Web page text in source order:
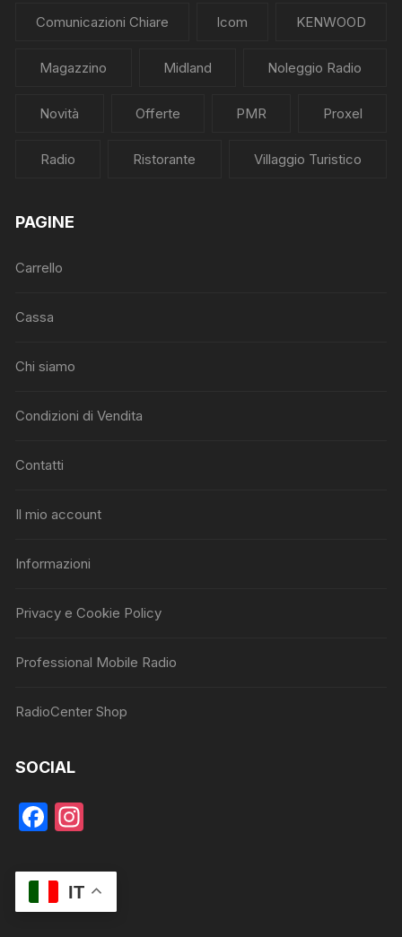
Comunicazioni Chiare Icom KENWOOD
Magazzino Midland Noleggio Radio
Novità Offerte PMR Proxel
Radio Ristorante Villaggio Turistico
PAGINE
Carrello
Cassa
Chi siamo
Condizioni di Vendita
Contatti
Il mio account
Informazioni
Privacy e Cookie Policy
Professional Mobile Radio
RadioCenter Shop
SOCIAL
F
c
e
a
gr
IT